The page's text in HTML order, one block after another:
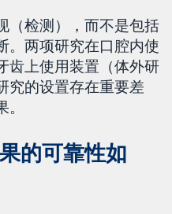
（检测），而不是包括
。两项研究在口腔内使
齿上使用装置（体外研
究的设置存在重要差
的可靠性如